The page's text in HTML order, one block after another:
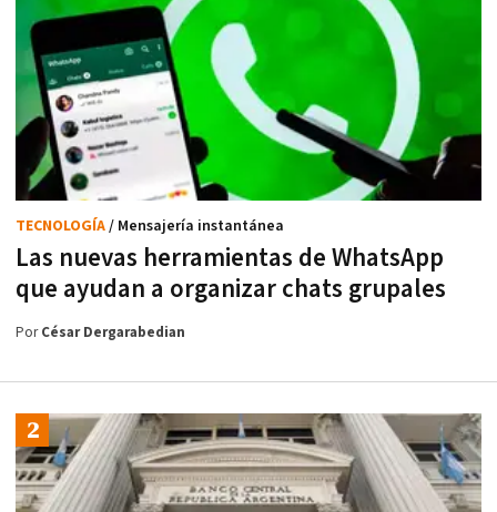
Las nuevas herramientas de WhatsApp
que ayudan a organizar chats grupales
TECNOLOGÍA/ Mensajería instantánea
PorCésar Dergarabedian